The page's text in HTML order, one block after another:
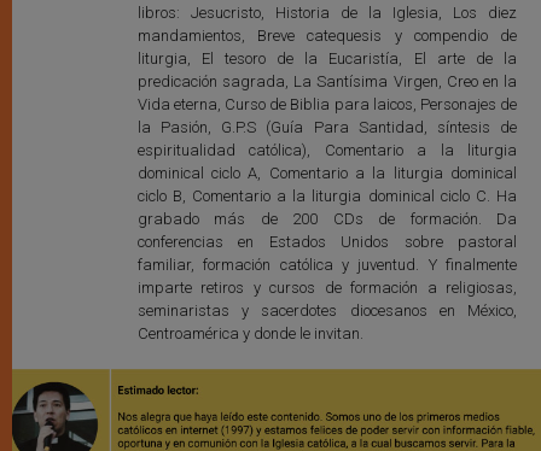
libros: Jesucristo, Historia de la Iglesia, Los diez
mandamientos, Breve catequesis y compendio de
liturgia, El tesoro de la Eucaristía, El arte de la
predicación sagrada, La Santísima Virgen, Creo en la
Vida eterna, Curso de Biblia para laicos, Personajes de
la Pasión, G.P.S (Guía Para Santidad, síntesis de
espiritualidad católica), Comentario a la liturgia
dominical ciclo A, Comentario a la liturgia dominical
ciclo B, Comentario a la liturgia dominical ciclo C. Ha
grabado más de 200 CDs de formación. Da
conferencias en Estados Unidos sobre pastoral
familiar, formación católica y juventud. Y finalmente
imparte retiros y cursos de formación a religiosas,
seminaristas y sacerdotes diocesanos en México,
Centroamérica y donde le invitan.